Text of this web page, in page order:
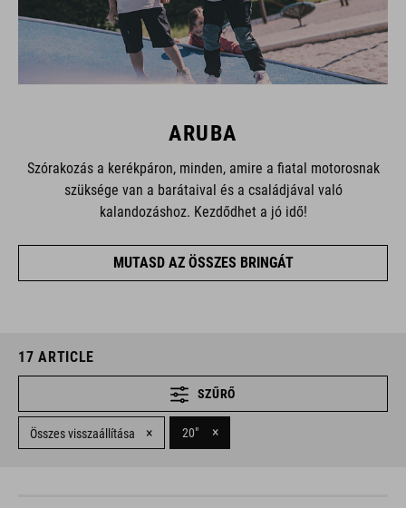
ARUBA
Szórakozás a kerékpáron, minden, amire a fiatal motorosnak
szüksége van a barátaival és a családjával való
kalandozáshoz. Kezdődhet a jó idő!
MUTASD AZ ÖSSZES BRINGÁT
17 ARTICLE
SZŰRŐ
Összes visszaállítása × 20" ×